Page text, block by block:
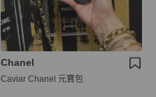
Chanel
Caviar Chanel 元寶包